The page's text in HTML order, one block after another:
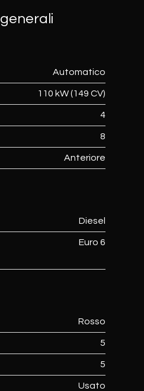
Automatico
110 kW (149 CV)
4
8
Anteriore
Diesel
Euro 6
Rosso
5
5
Usato